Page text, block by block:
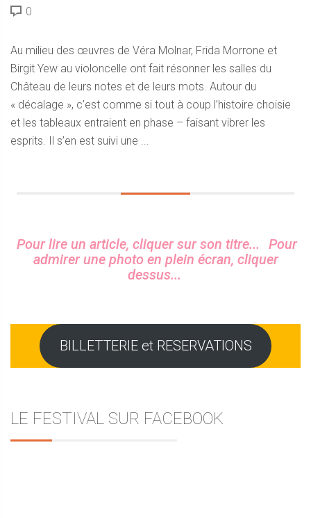
0
Au milieu des œuvres de Véra Molnar, Frida Morrone et
Birgit Yew au violoncelle ont fait résonner les salles du
Château de leurs notes et de leurs mots. Autour du
« décalage », c’est comme si tout à coup l’histoire choisie
et les tableaux entraient en phase – faisant vibrer les
esprits. Il s’en est suivi une ...
Sidebar
Pour lire un article, cliquer sur son titre...
Pour
admirer une photo en plein écran, cliquer
dessus...
BILLETTERIE et RESERVATIONS
LE FESTIVAL SUR FACEBOOK